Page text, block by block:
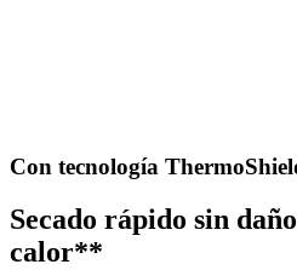
Con tecnología
Secado rápido sin
calor**